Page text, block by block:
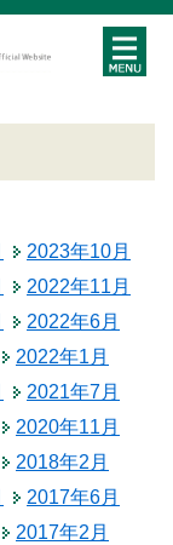
2023年10月
2022年11月
2022年6月
2022年1月
2021年7月
2020年11月
2018年2月
2017年6月
2017年2月